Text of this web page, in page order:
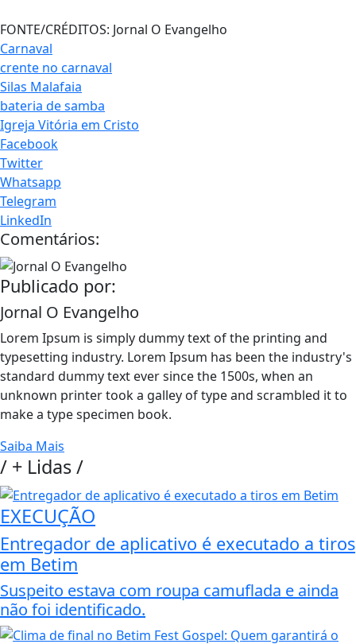
FONTE/CRÉDITOS: Jornal O Evangelho
Carnaval
crente no carnaval
Silas Malafaia
bateria de samba
Igreja Vitória em Cristo
Facebook
Twitter
Whatsapp
Telegram
LinkedIn
Comentários:
Publicado por:
Jornal O Evangelho
Lorem Ipsum is simply dummy text of the printing and
typesetting industry. Lorem Ipsum has been the industry's
standard dummy text ever since the 1500s, when an
unknown printer took a galley of type and scrambled it to
make a type specimen book.
Saiba Mais
/ + Lidas/
EXECUÇÃO
Entregador de aplicativo é executado a tiros
em Betim
Suspeito estava com roupa camuflada e ainda
não foi identificado.